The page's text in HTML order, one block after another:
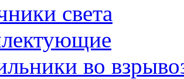
света
во